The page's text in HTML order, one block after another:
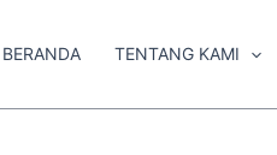
BERANDA TENTANG KAMI